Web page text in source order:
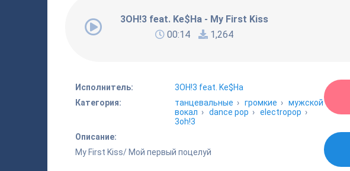
3OH!3 feat. Ke$Ha - My First Kiss
00:14
1,264
Исполнитель:
3OH!3 feat. Ke$Ha
Категория:
танцевальные › громкие › мужской
вокал › dance pop › electropop ›
3oh!3
Описание:
My First Kiss/ Мой первый поцелуй